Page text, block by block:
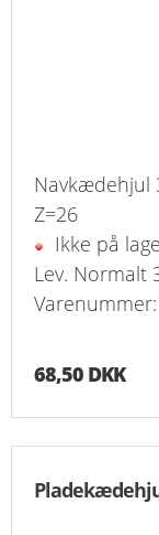
Navkædehjul
Z=26
Ikke på
Lev. Normalt
68,50 DKK